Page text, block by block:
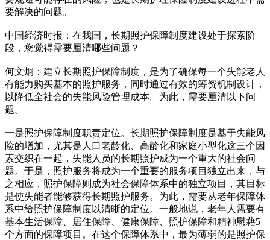
要解决的问题。
中国经济时报：在我国，长期照护保障制度建设处于探索阶
段，您觉得需要厘清哪些问题？
何文炯：建立长期照护保障制度，是为了确保每一个失能老人
有能力购买基本的照护服务，同时通过有效的筹资机制设计，
以降低全社会的失能风险管理成本。为此，需要厘清以下问
题。
一是照护保障制度职责定位。长期照护保障制度是基于失能风
险的增加，尤其是人口老龄化、高龄化和家庭小型化这三个因
素交织在一起，失能人员的长期照护成为一个重大的社会问
题。于是，照护服务将成为一个重要的服务项目独立出来，与
之相应，照护保障则成为社会保障体系中的独立项目，其目标
是使失能者能够获得长期照护服务。为此，需要从老年保障体
系中给照护保障制度以清晰的定位。一般地说，老年人需要有
基本生活保障、居住保障、健康保障、照护保障和精神慰藉5
个方面的保障项目。在这个保障体系中，最为薄弱的是照护保